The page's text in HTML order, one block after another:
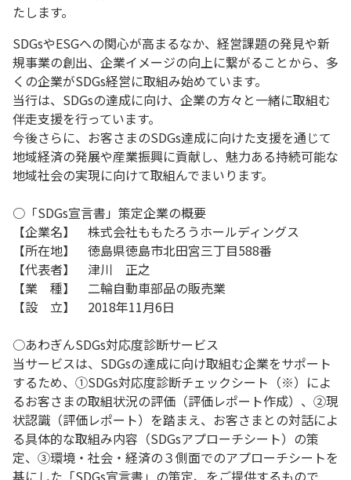
たします。
SDGsやESGへの関心が高まるなか、経営課題の発見や新
規事業の創出、企業イメージの向上に繋がることから、多
くの企業がSDGs経営に取組み始めています。
当行は、SDGsの達成に向け、企業の方々と一緒に取組む
伴走支援を行っています。
今後さらに、お客さまのSDGs達成に向けた支援を通じて
地域経済の発展や産業振興に貢献し、魅力ある持続可能な
地域社会の実現に向けて取組んでまいります。
○「SDGs宣言書」策定企業の概要
【企業名】 株式会社ももたろうホールディングス
【所在地】 徳島県徳島市北田宮三丁目588番
【代表者】 津川 正之
【業 種】 二輪自動車部品の販売業
【設 立】 2018年11月6日
○あわぎんSDGs対応度診断サービス
当サービスは、SDGsの達成に向け取組む企業をサポート
するため、①SDGs対応度診断チェックシート（※）によ
るお客さまの取組状況の評価（評価レポート作成）、②現
状認識（評価レポート）を踏まえ、お客さまとの対話によ
る具体的な取組み内容（SDGsアプローチシート）の策
定、③環境・社会・経済の３側面でのアプローチシートを
基にした「SDGs宣言書」の策定、をご提供するもので